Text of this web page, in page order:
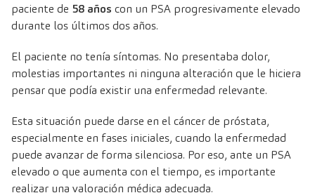
paciente de 58 años con un PSA progresivamente elevado
durante los últimos dos años.
El paciente no tenía síntomas. No presentaba dolor,
molestias importantes ni ninguna alteración que le hiciera
pensar que podía existir una enfermedad relevante.
Esta situación puede darse en el cáncer de próstata,
especialmente en fases iniciales, cuando la enfermedad
puede avanzar de forma silenciosa. Por eso, ante un PSA
elevado o que aumenta con el tiempo, es importante
realizar una valoración médica adecuada.